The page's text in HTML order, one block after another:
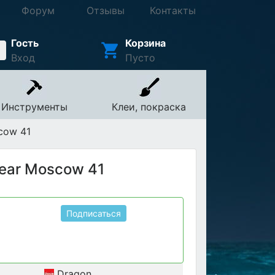
Форум Отзывы Контакты
Гость
Вход
Корзина
Пусто
Инструменты
Клеи, покраска
41
Moscow 41
Подписаться